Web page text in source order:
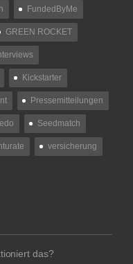
FundedByMe
GREEN ROCKET
Kickstarter
Pressemitteilungen
Seedmatch
versicherung
das?